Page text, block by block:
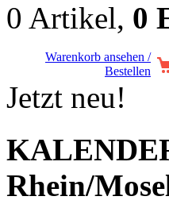
0 Artikel, 0
Warenkorb ansehen /
Bestellen
Jetzt neu!
Rhein/